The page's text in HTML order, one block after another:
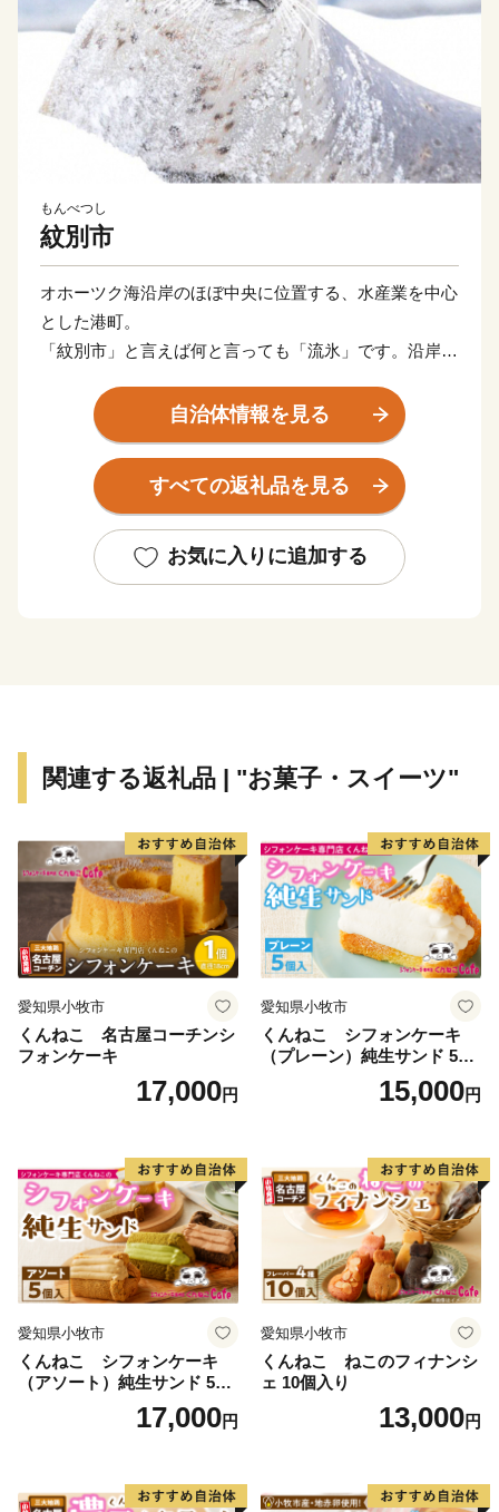
もんべつし
紋別市
オホーツク海沿岸のほぼ中央に位置する、水産業を中心
とした港町。
「紋別市」と言えば何と言っても「流氷」です。沿岸を
「ガリンコ号」と共に北海道遺産に登録されています。
オホーツク海の流氷が運んできた栄養たっぷりのプラン
クトンの恵みを受けて育まれた、毛ガニ・ズワイ・タラ
バの三大ガニ、ホタテなどの豊富な魚介類をご堪能くだ
いただいた寄附金は、全国的にもめずらしい「アザラシ
の保護活動」などの環境保全事業にも活用しておりま
自治体情報を見る
すべての返礼品を見る
お気に入りに追加する
関連する返礼品 | "お菓子・スイーツ"
愛知県小牧市
くんねこ 名古屋コーチンシ
フォンケーキ
17,000円
愛知県小牧市
くんねこ シフォンケーキ
（プレーン）純生サンド 5個
15,000円
愛知県小牧市
くんねこ シフォンケーキ
（アソート）純生サンド 5個
17,000円
愛知県小牧市
くんねこ ねこのフィナンシ
ェ 10個入り
13,000円